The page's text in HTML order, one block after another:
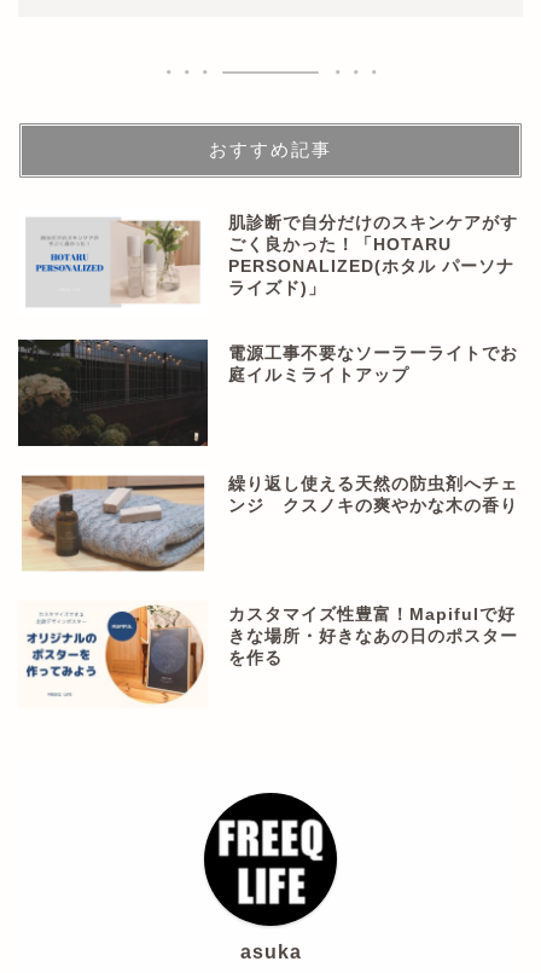
おすすめ記事
肌診断で自分だけのスキンケアがす
ごく良かった！「HOTARU
PERSONALIZED(ホタル パーソナ
ライズド)」
電源工事不要なソーラーライトでお
庭イルミライトアップ
繰り返し使える天然の防虫剤へチェ
ンジ クスノキの爽やかな木の香り
カスタマイズ性豊富！Mapifulで好
きな場所・好きなあの日のポスター
を作る
asuka